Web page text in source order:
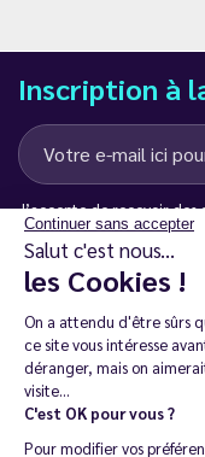
Continuer sans accepter
Salut c'est nous...
les Cookies !
On a attendu d'être sûrs
ce site vous intéresse
déranger, mais on
visite...
C'est OK pour vous ?
Pour modifier vos
Inscription à
J’accepte de recevoir des
LD Groupe
Restez en
La vente de cigarette